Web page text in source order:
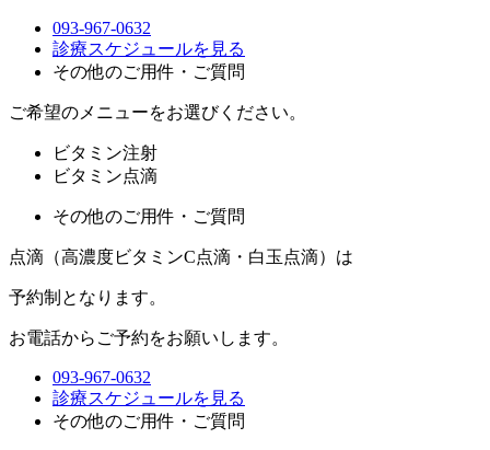
093-967-0632
診療スケジュールを見る
その他のご用件・ご質問
ご希望のメニューをお選びください。
ビタミン注射
ビタミン点滴
その他のご用件・ご質問
点滴（高濃度ビタミンC点滴・白玉点滴）は
予約制 となります。
お電話からご予約をお願いします。
093-967-0632
診療スケジュールを見る
その他のご用件・ご質問